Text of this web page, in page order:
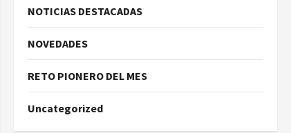
NOTICIAS DESTACADAS
NOVEDADES
RETO PIONERO DEL MES
Uncategorized